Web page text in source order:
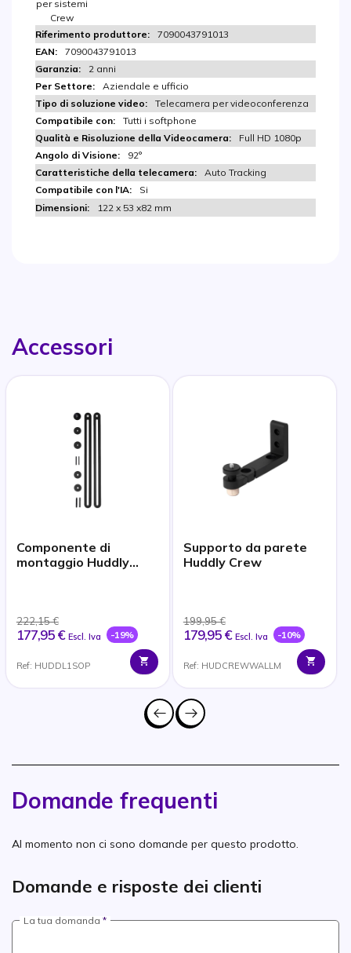
per sistemi
Crew
7090043791013
7090043791013
2 anni
Aziendale e ufficio
Telecamera per videoconferenza
Tutti i softphone
Full HD 1080p
92°
Auto Tracking
Si
122 x 53 x82 mm
Accessori
Componente di
montaggio Huddly
222,15 €
177,95 € Escl. Iva -19%
Ref: HUDDL1SOP
Supporto da parete
Huddly Crew
199,95 €
179,95 € Escl. Iva -10%
Ref: HUDCREWWALLM
Domande frequenti
Al momento non ci sono domande per questo prodotto.
Domande e risposte dei clienti
La tua domanda